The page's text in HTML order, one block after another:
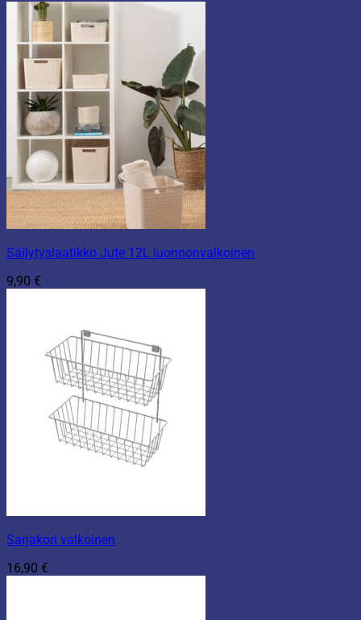
Säilytyslaatikko Jute 12L luonnonvalkoinen
9,90 €
Sarjakori valkoinen
16,90 €